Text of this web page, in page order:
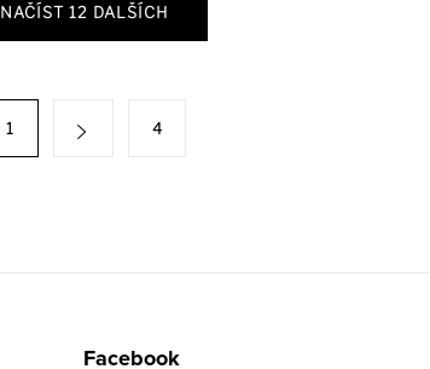
NAČÍST 12 DALŠÍCH
1 4
Facebook